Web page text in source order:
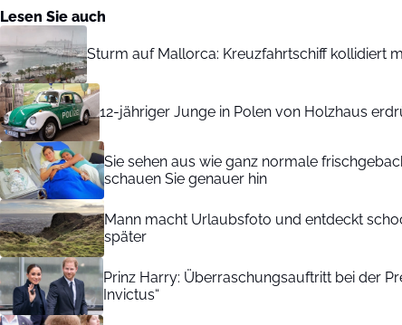
Lesen Sie auch
Sturm auf Mallorca: Kreuzfahrtschiff kollidiert
12-jähriger Junge in Polen von Holzhaus
Sie sehen aus wie ganz normale
schauen Sie genauer hin
Mann macht Urlaubsfoto und entdeckt
später
Prinz Harry: Überraschungsauftritt bei der
Invictus“